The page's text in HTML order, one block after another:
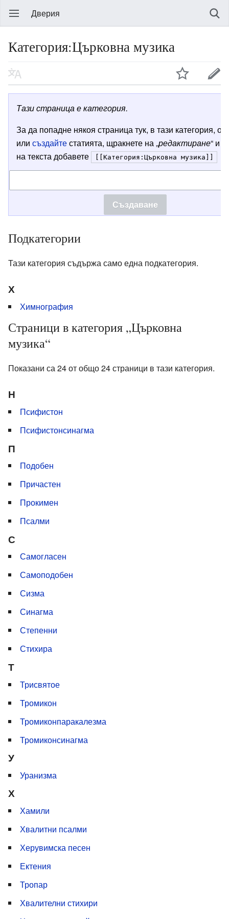
Дверия
Категория:Църковна музика
Тази страница е категория.
За да попадне някоя страница тук, в тази категория,
илисъздайтестатията, щракнете на „редактиране“ и
на текста добавете
[[Категория:Църковна музика]]
Подкатегории
Тази категория съдържа само една подкатегория.
Х
Химнография
Страници в категория „Църковна
музика“
Показани са 24 от общо 24 страници в тази категория.
Н
Псифистон
Псифистонсинагма
П
Подобен
Причастен
Прокимен
Псалми
С
Самогласен
Самоподобен
Сизма
Синагма
Степенни
Стихира
Т
Трисвятое
Тромикон
Тромиконпаракалезма
Тромиконсинагма
У
Уранизма
Х
Хамили
Хвалитни псалми
Херувимска песен
Ектения
Тропар
Хвалителни стихири